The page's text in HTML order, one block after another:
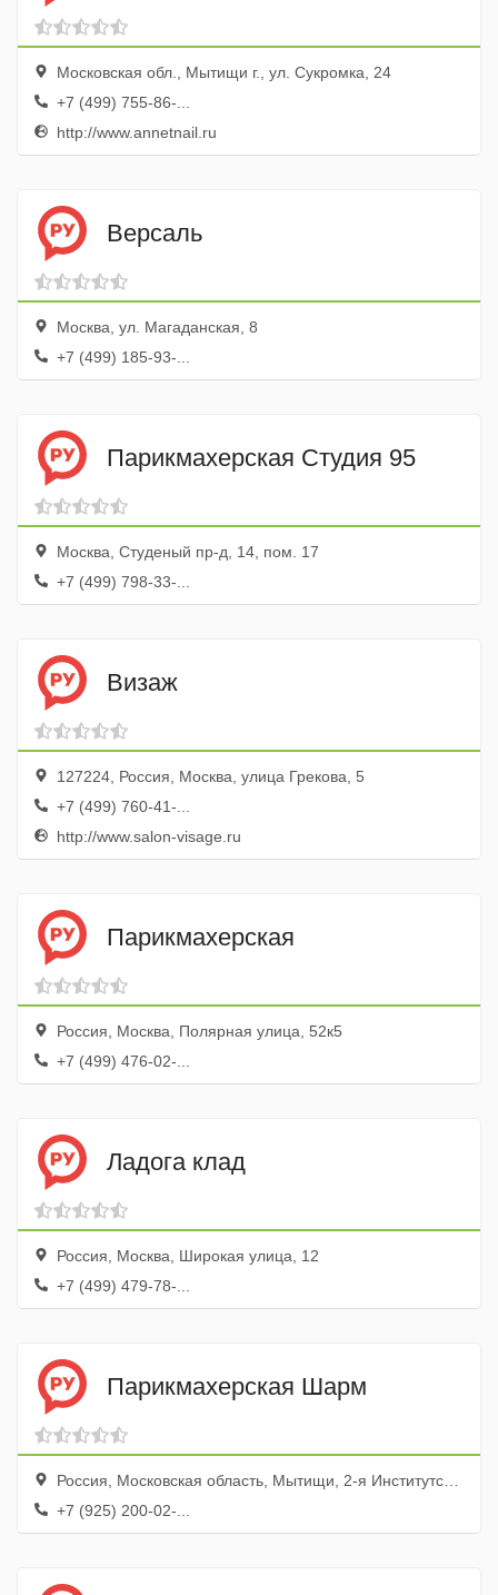
Московская обл., Мытищи г., ул. Сукромка, 24
+7 (499) 755-86-...
http://www.annetnail.ru
Версаль
Москва, ул. Магаданская, 8
+7 (499) 185-93-...
Парикмахерская Студия 95
Москва, Студеный пр-д, 14, пом. 17
+7 (499) 798-33-...
Визаж
127224, Россия, Москва, улица Грекова, 5
+7 (499) 760-41-...
http://www.salon-visage.ru
Парикмахерская
Россия, Москва, Полярная улица, 52к5
+7 (499) 476-02-...
Ладога клад
Россия, Москва, Широкая улица, 12
+7 (499) 479-78-...
Парикмахерская Шарм
Россия, Московская область, Мытищи, 2-я Институтская улица, 22
+7 (925) 200-02-...